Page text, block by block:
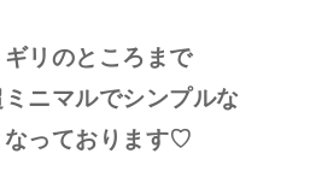
リのところまで
ニマルでシンプルな
なっております♡